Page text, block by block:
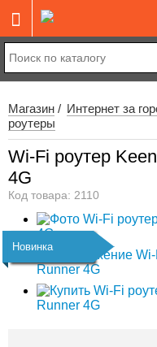
Магазин Интернет за
роутеры
Wi-Fi роутер
4G
Код товара: 2110
Новинка